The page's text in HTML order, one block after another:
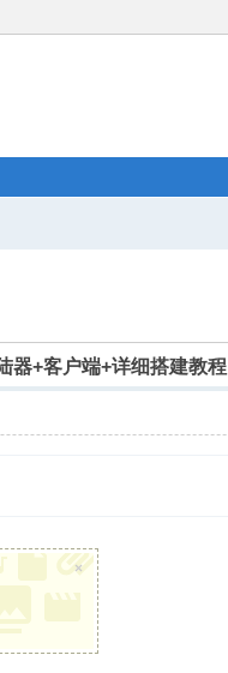
器+客户端+详细搭建教程
×